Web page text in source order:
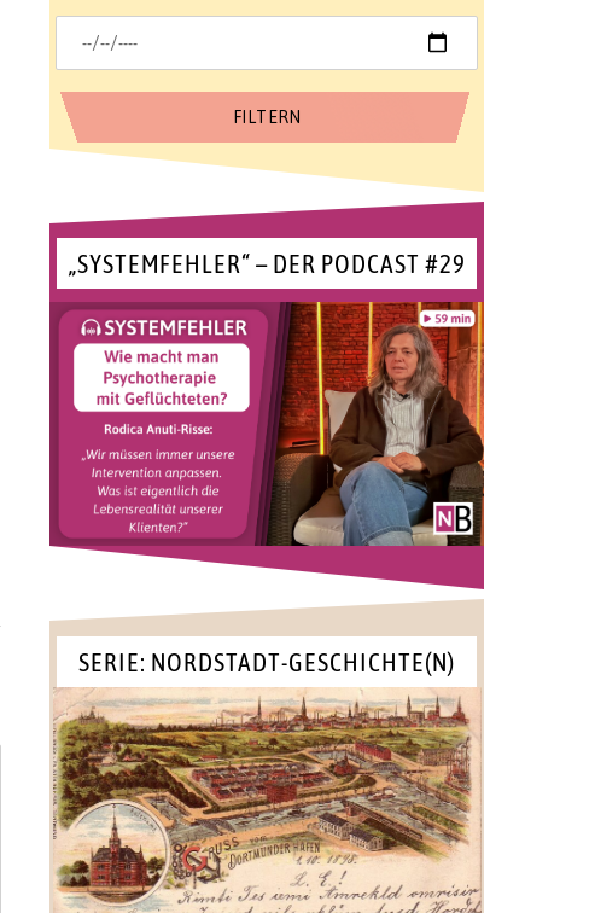
„SYSTEMFEHLER“ – DER PODCAST #29
SERIE: NORDSTADT-GESCHICHTE(N)